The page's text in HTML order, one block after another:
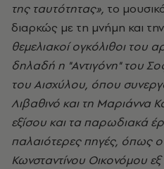
της ταυτότητας», το
διαρκώς με τη μνήμη και
θεμελιακοί ογκόλιθοι του
δηλαδή η "Αντιγόνη" του
του Αισχύλου, όπου
Λιβαθινό και τη Μαριάννα
εξίσου και τα παρωδιακά
παλαιότερες πηγές, όπως
Κωνσταντίνου Οικονόμου